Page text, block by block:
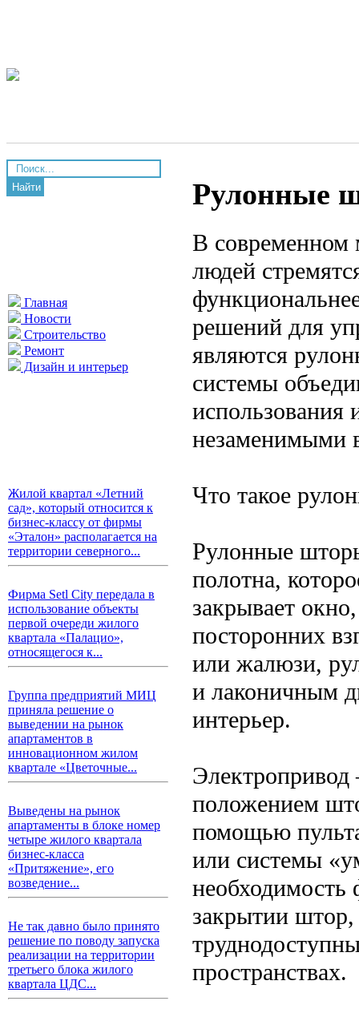
Найти
Главная
Новости
Строительство
Ремонт
Дизайн и интерьер
Жилой квартал «Летний
сад», который относится к
бизнес-классу от фирмы
«Эталон» располагается на
территории северного...
Фирма Setl City передала в
использование объекты
первой очереди жилого
квартала «Палацио»,
относящегося к...
Группа предприятий МИЦ
приняла решение о
выведении на рынок
апартаментов в
инновационном жилом
квартале «Цветочные...
Выведены на рынок
апартаменты в блоке номер
четыре жилого квартала
бизнес-класса
«Притяжение», его
возведение...
Не так давно было принято
решение по поводу запуска
реализации на территории
третьего блока жилого
квартала ЦДС...
Рулонные
В современном
людей
решений для
являются
системы
использования
незаменимыми
Что такое
Рулонные
полотна,
закрывает
посторонних
или жалюзи,
и лаконичным
интерьер.
положением
помощью
или системы
закрытии
пространствах.